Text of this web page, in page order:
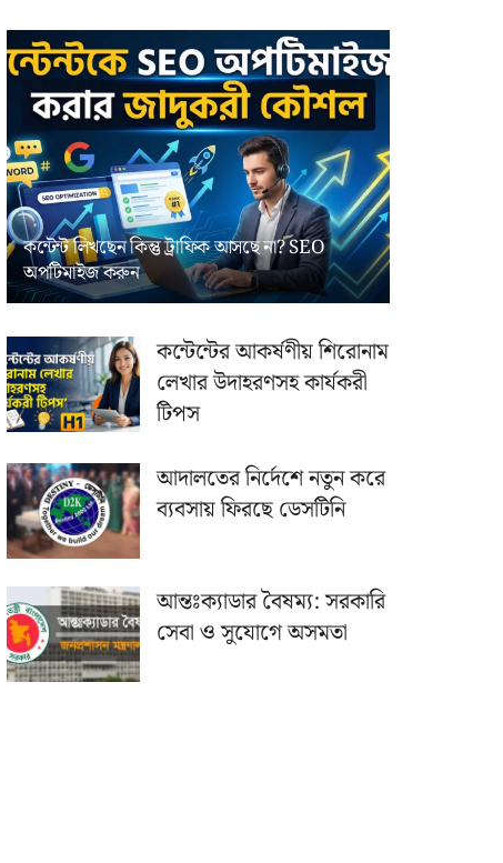
কন্টেন্ট লিখছেন কিন্তু ট্রাফিক আসছে না? ‍SEO
অপটিমাইজ করুন
কন্টেন্টের আকর্ষণীয় শিরোনাম
লেখার উদাহরণসহ কার্যকরী
টিপস
আদালতের নির্দেশে নতুন করে
ব্যবসায় ফিরছে ডেসটিনি
আন্তঃক্যাডার বৈষম্য: সরকারি
সেবা ও সুযোগে অসমতা